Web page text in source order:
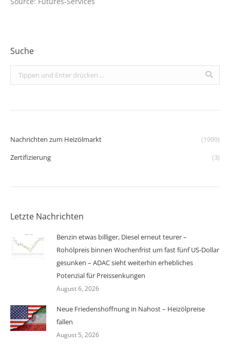
Suche
Search:
Nachrichten zum Heizölmarkt
(1999)
Zertifizierung
(3)
Letzte Nachrichten
Benzin etwas billiger, Diesel erneut teurer –
Rohölpreis binnen Wochenfrist um fast fünf US-Dollar
gesunken – ADAC sieht weiterhin erhebliches
Potenzial für Preissenkungen
August 6, 2026
Neue Friedenshoffnung in Nahost – Heizölpreise
fallen
August 5, 2026